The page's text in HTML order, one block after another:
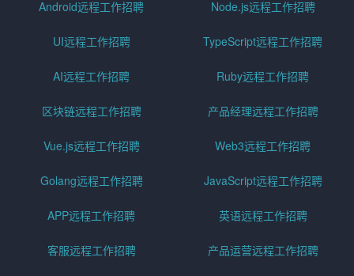
Android远程工作招聘 Node.js远程工作招聘
UI远程工作招聘 TypeScript远程工作招聘
AI远程工作招聘 Ruby远程工作招聘
区块链远程工作招聘 产品经理远程工作招聘
Vue.js远程工作招聘 Web3远程工作招聘
Golang远程工作招聘 JavaScript远程工作招聘
APP远程工作招聘 英语远程工作招聘
客服远程工作招聘 产品运营远程工作招聘